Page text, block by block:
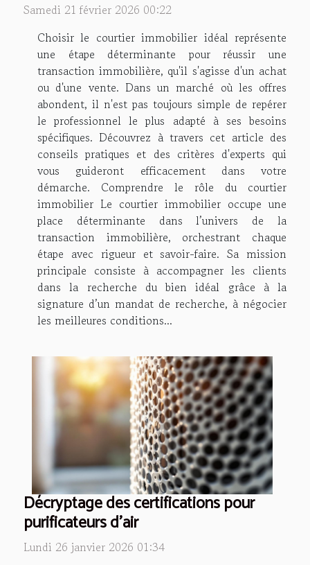
Samedi 21 février 2026 00:22
Choisir le courtier immobilier idéal représente
une étape déterminante pour réussir une
transaction immobilière, qu'il s'agisse d'un achat
ou d'une vente. Dans un marché où les offres
abondent, il n'est pas toujours simple de repérer
le professionnel le plus adapté à ses besoins
spécifiques. Découvrez à travers cet article des
conseils pratiques et des critères d'experts qui
vous guideront efficacement dans votre
démarche. Comprendre le rôle du courtier
immobilier Le courtier immobilier occupe une
place déterminante dans l’univers de la
transaction immobilière, orchestrant chaque
étape avec rigueur et savoir-faire. Sa mission
principale consiste à accompagner les clients
dans la recherche du bien idéal grâce à la
signature d’un mandat de recherche, à négocier
les meilleures conditions...
Décryptage des certifications pour
purificateurs d'air
Lundi 26 janvier 2026 01:34